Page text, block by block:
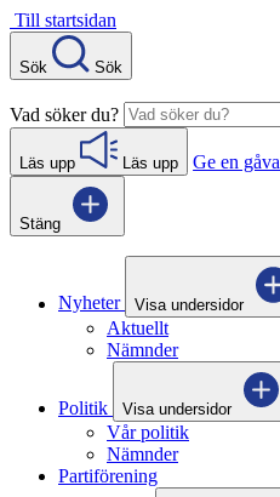
Gå
direkt
till
innehåll
Till startsidan
Sök Sök
Vad söker du?
Läs upp Läs upp Ge en gåva
Stäng
Nyheter Visa undersidor
Aktuellt
Nämnder
Politik Visa undersidor
Vår politik
Nämnder
Partiförening